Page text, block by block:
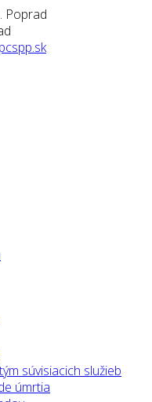
Poprad
súvisiacich služieb
úmrtia